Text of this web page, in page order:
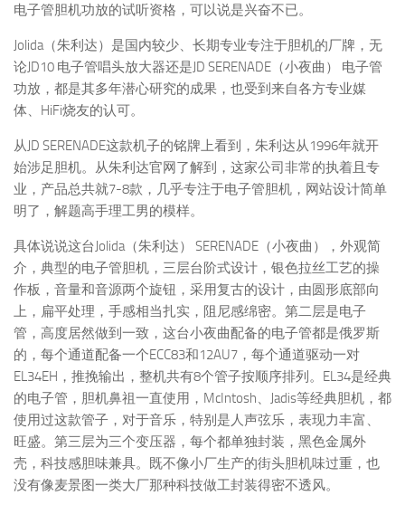
电子管胆机功放的试听资格，可以说是兴奋不已。
Jolida（朱利达）是国内较少、长期专业专注于胆机的厂牌，无
论JD10 电子管唱头放大器还是JD SERENADE（小夜曲） 电子管
功放，都是其多年潜心研究的成果，也受到来自各方专业媒
体、HiFi烧友的认可。
从JD SERENADE这款机子的铭牌上看到，朱利达从1996年就开
始涉足胆机。从朱利达官网了解到，这家公司非常的执着且专
业，产品总共就7-8款，几乎专注于电子管胆机，网站设计简单
明了，解题高手理工男的模样。
具体说说这台Jolida（朱利达） SERENADE（小夜曲），外观简
介，典型的电子管胆机，三层台阶式设计，银色拉丝工艺的操
作板，音量和音源两个旋钮，采用复古的设计，由圆形底部向
上，扁平处理，手感相当扎实，阻尼感绵密。第二层是电子
管，高度居然做到一致，这台小夜曲配备的电子管都是俄罗斯
的，每个通道配备一个ECC83和12AU7，每个通道驱动一对
EL34EH，推挽输出，整机共有8个管子按顺序排列。EL34是经典
的电子管，胆机鼻祖一直使用，McIntosh、Jadis等经典胆机，都
使用过这款管子，对于音乐，特别是人声弦乐，表现力丰富、
旺盛。第三层为三个变压器，每个都单独封装，黑色金属外
壳，科技感胆味兼具。既不像小厂生产的街头胆机味过重，也
没有像麦景图一类大厂那种科技做工封装得密不透风。